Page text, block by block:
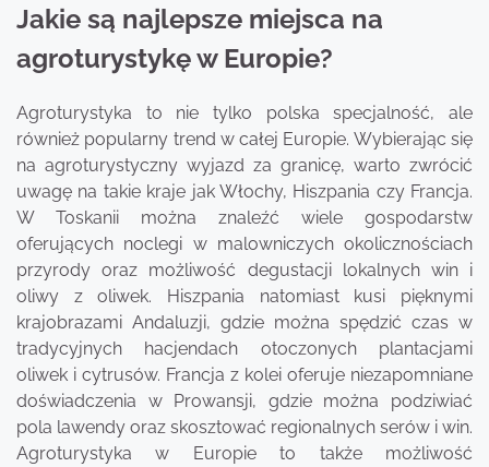
Jakie są najlepsze miejsca na
agroturystykę w Europie?
Agroturystyka to nie tylko polska specjalność, ale
również popularny trend w całej Europie. Wybierając się
na agroturystyczny wyjazd za granicę, warto zwrócić
uwagę na takie kraje jak Włochy, Hiszpania czy Francja.
W Toskanii można znaleźć wiele gospodarstw
oferujących noclegi w malowniczych okolicznościach
przyrody oraz możliwość degustacji lokalnych win i
oliwy z oliwek. Hiszpania natomiast kusi pięknymi
krajobrazami Andaluzji, gdzie można spędzić czas w
tradycyjnych hacjendach otoczonych plantacjami
oliwek i cytrusów. Francja z kolei oferuje niezapomniane
doświadczenia w Prowansji, gdzie można podziwiać
pola lawendy oraz skosztować regionalnych serów i win.
Agroturystyka w Europie to także możliwość